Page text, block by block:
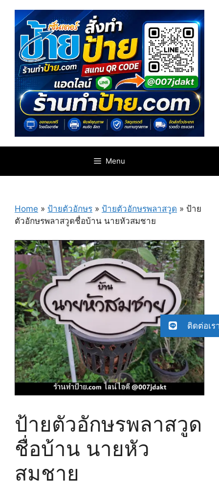
content
Menu
Home » ป้ายตัวอักษร » ป้ายตัวอักษรพลาสวูด » ป้าย
ตัวอักษรพลาสวูดชื่อบ้าน นายหัวสมชาย
ป้ายตัวอักษรพลาสวูด
ชื่อบ้าน นายหัว
สมชาย
ติดต่อเร